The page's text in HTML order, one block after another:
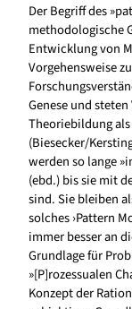
Der Begriff des
methodologische
Entwicklung von
Vorgehensweise
Genese und
Theoriebildung
(Biesecker/
werden so lange
(ebd.) bis sie mit
sind. Sie bleiben
solches ›Pattern
immer besser an
Grundlage für
»[P]rozessualen
Konzept der